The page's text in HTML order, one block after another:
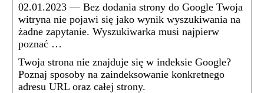
02.01.2023 — Bez dodania strony do Google Twoja
witryna nie pojawi się jako wynik wyszukiwania na
żadne zapytanie. Wyszukiwarka musi najpierw
poznać …
Twoja strona nie znajduje się w indeksie Google?
Poznaj sposoby na zaindeksowanie konkretnego
adresu URL oraz całej strony.